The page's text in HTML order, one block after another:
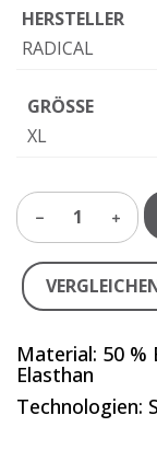
HERSTELLER
RADICAL
GRÖSSE
XL
1
Material: 50 %
Elasthan
Technologien: